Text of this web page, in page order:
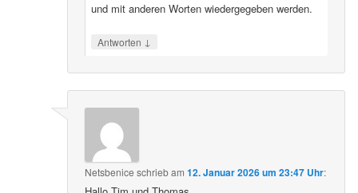
und mit anderen Worten wiedergegeben werden.
Antworten ↓
Netsbenice schriebam12. Januar 2026 um 23:47 Uhr: